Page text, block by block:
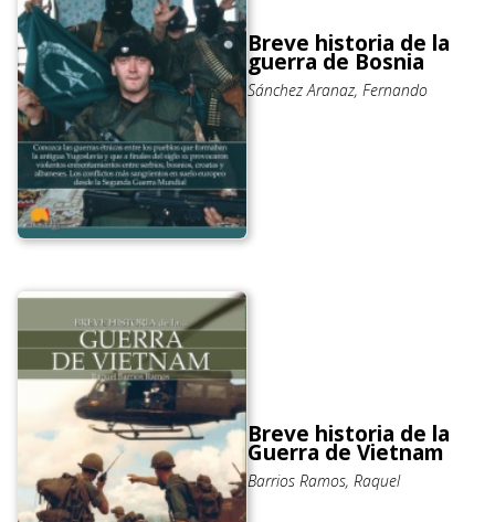
Breve historia de la
guerra de Bosnia
Sánchez Aranaz, Fernando
Breve historia de la
Guerra de Vietnam
Barrios Ramos, Raquel